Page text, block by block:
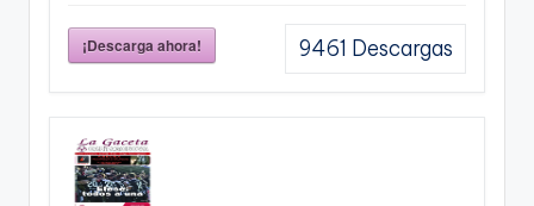
¡Descarga ahora! 9461 Descargas